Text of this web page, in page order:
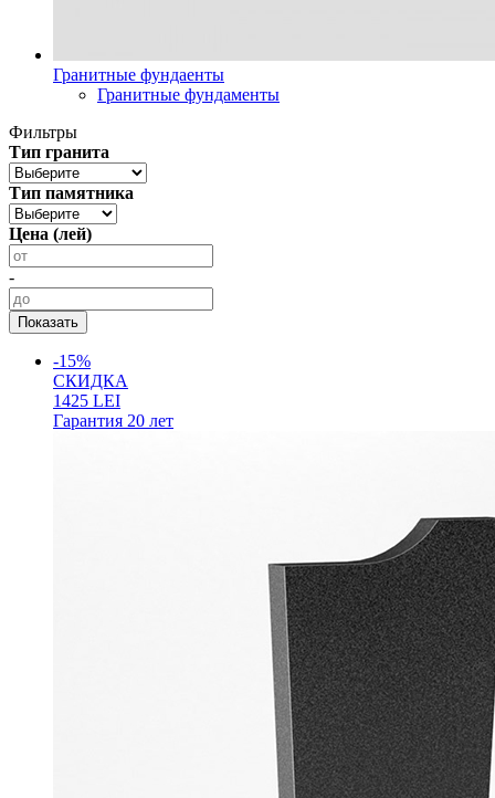
Гранитные фундаенты
Гранитные фундаменты
Фильтры
Тип гранита
Тип памятника
Цена (лей)
-
-15%
СКИДКА
1425 LEI
Гарантия 20 лет